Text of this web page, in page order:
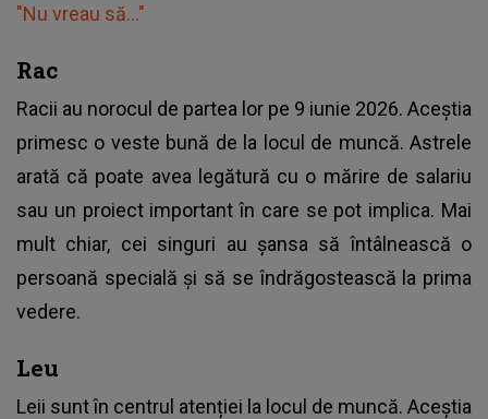
"Nu vreau să..."
Rac
Racii au norocul de partea lor pe 9 iunie 2026. Aceștia
primesc o veste bună de la locul de muncă. Astrele
arată că poate avea legătură cu o mărire de salariu
sau un proiect important în care se pot implica. Mai
mult chiar, cei singuri au șansa să întâlnească o
persoană specială și să se îndrăgostească la prima
vedere.
Leu
Leii sunt în centrul atenției la locul de muncă. Aceștia